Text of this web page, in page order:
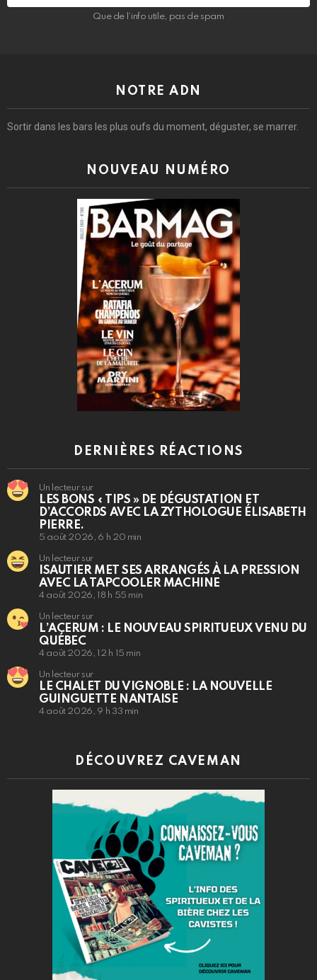
Que de l’info utile, pas de spam
NOTRE ADN
Sortir dans les bars les plus oufs du moment, déguster, se marrer.
NOUVEAU NUMÉRO
DERNIÈRES RÉACTIONS
Un lecteur sur
LES BONS « TIPS » DE DÉGUSTATION ET
D’ACCORDS AVEC LA ZYTHOLOGUE ÉLISABETH
PIERRE.
5 août 2026, 6 h 20 min
Un lecteur sur
ISAUTIER MET SES ARRANGÉS À LA PRESSION
AVEC LA TAPCOOLER MACHINE
4 août 2026, 18 h 55 min
Un lecteur sur
L’ACERUM : LE NOUVEAU SPIRITUEUX VENU DU
QUÉBEC
4 août 2026, 12 h 15 min
Un lecteur sur
LE CHALET DU VIGNOBLE : LA NOUVELLE
GUINGUETTE NANTAISE
4 août 2026, 9 h 33 min
DÉCOUVREZ CAVEMAN